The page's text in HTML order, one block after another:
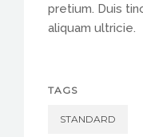
pretium. Duis
aliquam ultricie.
TAGS
STANDARD